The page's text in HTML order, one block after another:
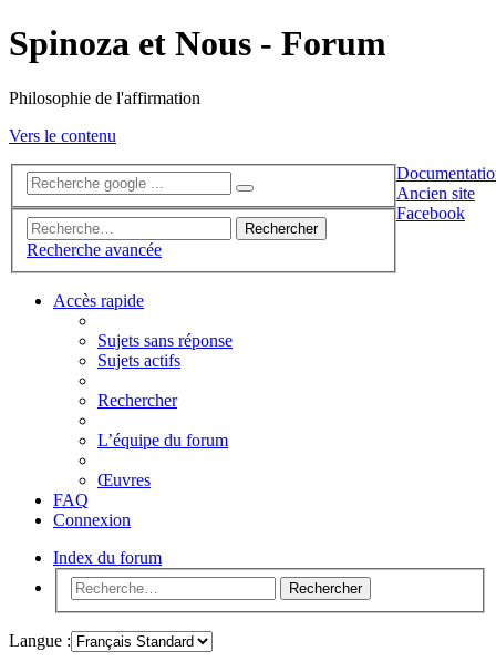
Spinoza et Nous - Forum
Philosophie de l'affirmation
Vers le contenu
Ancien site
Facebook
Rechercher
Recherche avancée
Accès rapide
Sujets sans réponse
Sujets actifs
Rechercher
L’équipe du forum
Œuvres
FAQ
Connexion
Index du forum
Rechercher
Langue :